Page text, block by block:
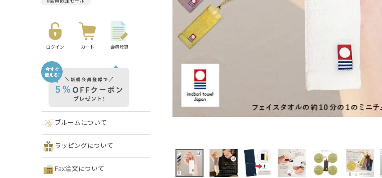
ログイン カート 会員登録
ブルームについて
ラッピングについて
Fax注文について